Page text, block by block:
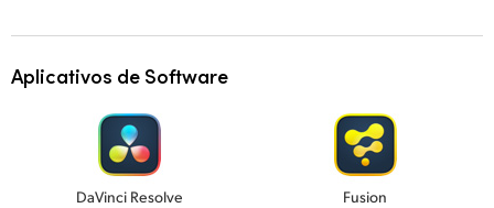
Aplicativos de Software
DaVinci Resolve Fusion